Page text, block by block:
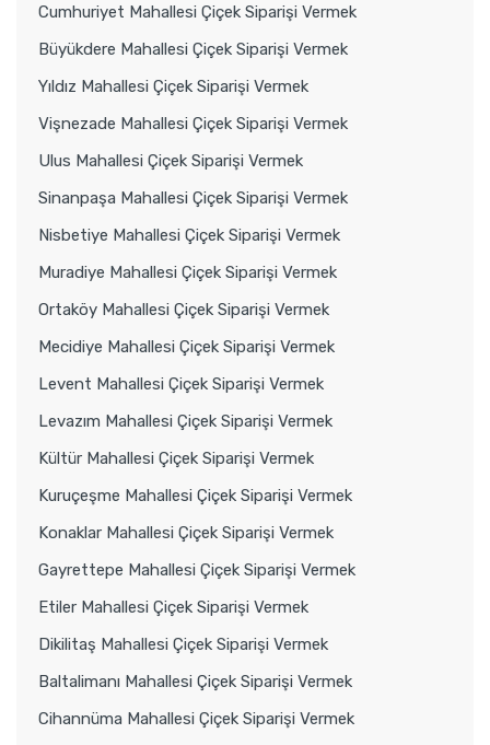
Cumhuriyet Mahallesi Çiçek Siparişi Vermek
Büyükdere Mahallesi Çiçek Siparişi Vermek
Yıldız Mahallesi Çiçek Siparişi Vermek
Vişnezade Mahallesi Çiçek Siparişi Vermek
Ulus Mahallesi Çiçek Siparişi Vermek
Sinanpaşa Mahallesi Çiçek Siparişi Vermek
Nisbetiye Mahallesi Çiçek Siparişi Vermek
Muradiye Mahallesi Çiçek Siparişi Vermek
Ortaköy Mahallesi Çiçek Siparişi Vermek
Mecidiye Mahallesi Çiçek Siparişi Vermek
Levent Mahallesi Çiçek Siparişi Vermek
Levazım Mahallesi Çiçek Siparişi Vermek
Kültür Mahallesi Çiçek Siparişi Vermek
Kuruçeşme Mahallesi Çiçek Siparişi Vermek
Konaklar Mahallesi Çiçek Siparişi Vermek
Gayrettepe Mahallesi Çiçek Siparişi Vermek
Etiler Mahallesi Çiçek Siparişi Vermek
Dikilitaş Mahallesi Çiçek Siparişi Vermek
Baltalimanı Mahallesi Çiçek Siparişi Vermek
Cihannüma Mahallesi Çiçek Siparişi Vermek